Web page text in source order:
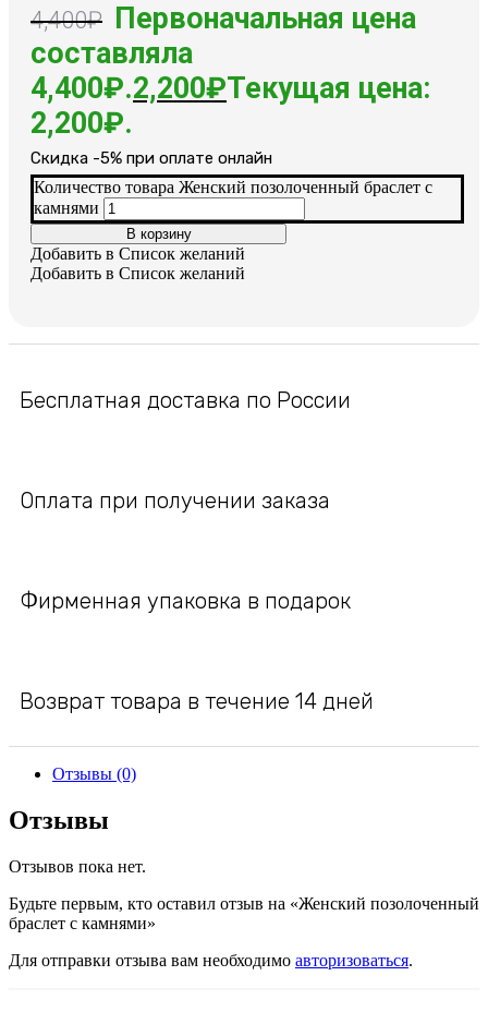
4,400₽
Первоначальная цена
составляла
4,400₽.2,200₽Текущая цена:
2,200₽.
Cкидка -5% при оплате онлайн
Количество товара Женский позолоченный браслет с
камнями
В корзину
Добавить в Список желаний
Добавить в Список желаний
Бесплатная доставка по России
Оплата при получении заказа
Фирменная упаковка в подарок
Возврат товара в течение 14 дней
Отзывы (0)
Отзывы
Отзывов пока нет.
Будьте первым, кто оставил отзыв на «Женский позолоченный
браслет с камнями»
Для отправки отзыва вам необходимо авторизоваться.